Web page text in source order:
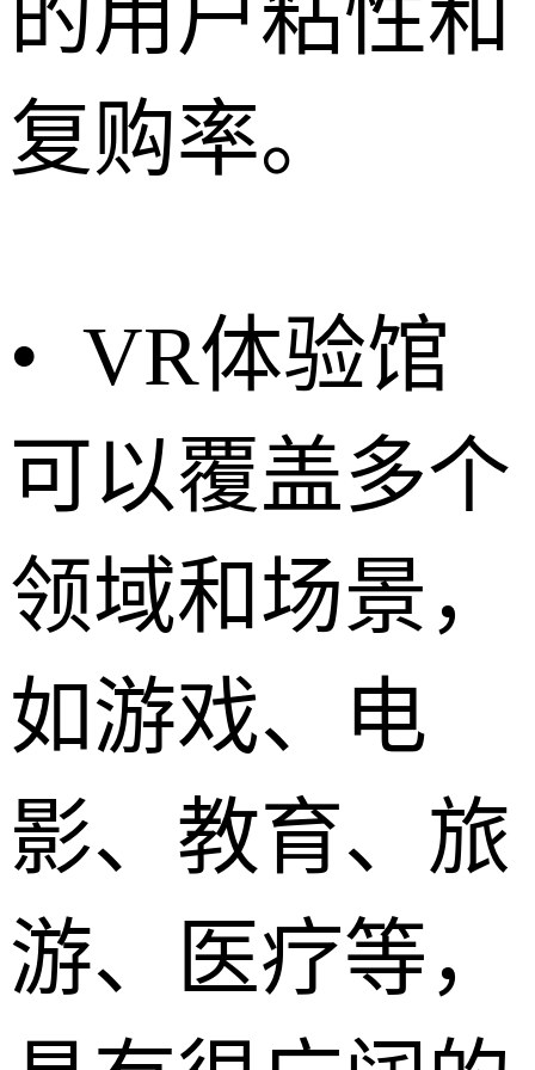
的用户粘性和
复购率。
• VR体验馆
可以覆盖多个
领域和场景，
如游戏、电
影、教育、旅
游、医疗等，